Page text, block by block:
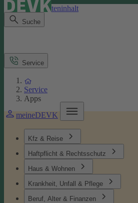
Direkt zum Seiteninhalt
Suche
meineDEVK
Kfz & Reise
Haftpflicht & Rechtsschutz
Haus & Wohnen
Krankheit, Unfall & Pflege
Beruf, Alter & Finanzen
Service
Service
Apps